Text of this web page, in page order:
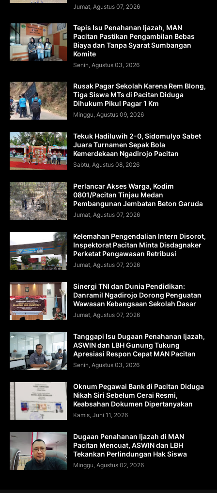
Jumat, Agustus 07, 2026
Tepis Isu Penahanan Ijazah, MAN
Pacitan Pastikan Pengambilan Bebas
Biaya dan Tanpa Syarat Sumbangan
Komite
Senin, Agustus 03, 2026
Rusak Pagar Sekolah Karena Rem Blong,
Tiga Siswa MTs di Pacitan Diduga
Dihukum Pikul Pagar 1 Km
Minggu, Agustus 09, 2026
Tekuk Hadiluwih 2-0, Sidomulyo Sabet
Juara Turnamen Sepak Bola
Kemerdekaan Ngadirojo Pacitan
Sabtu, Agustus 08, 2026
Perlancar Akses Warga, Kodim
0801/Pacitan Tinjau Medan
Pembangunan Jembatan Beton Garuda
Jumat, Agustus 07, 2026
Kelemahan Pengendalian Intern Disorot,
Inspektorat Pacitan Minta Disdagnaker
Perketat Pengawasan Retribusi
Jumat, Agustus 07, 2026
Sinergi TNI dan Dunia Pendidikan:
Danramil Ngadirojo Dorong Penguatan
Wawasan Kebangsaan Sekolah Dasar
Jumat, Agustus 07, 2026
Tanggapi Isu Dugaan Penahanan Ijazah,
ASWIN dan LBH Gunung Tukung
Apresiasi Respon Cepat MAN Pacitan
Senin, Agustus 03, 2026
Oknum Pegawai Bank di Pacitan Diduga
Nikah Siri Sebelum Cerai Resmi,
Keabsahan Dokumen Dipertanyakan
Kamis, Juni 11, 2026
Dugaan Penahanan Ijazah di MAN
Pacitan Mencuat, ASWIN dan LBH
Tekankan Perlindungan Hak Siswa
Minggu, Agustus 02, 2026